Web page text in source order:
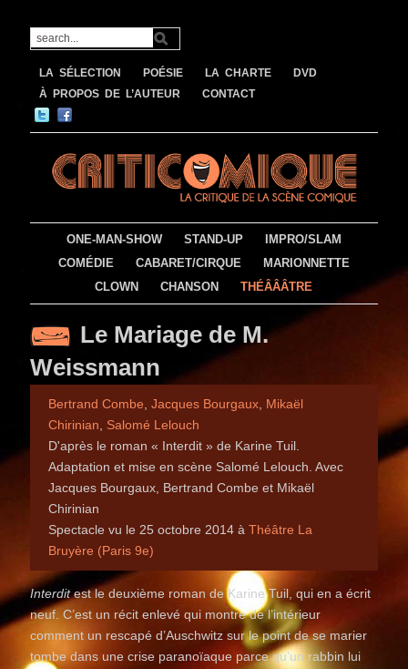
LA SÉLECTION POÉSIE LA CHARTE
DVD
À PROPOS DE L’AUTEUR
CONTACT
ONE-MAN-SHOW STAND-UP
IMPRO/SLAM
COMÉDIE
CABARET/CIRQUE
MARIONNETTE
CLOWN
CHANSON THÉÂÂÂTRE
Le Mariage de M.
Weissmann
Bertrand Combe,Jacques Bourgaux, Mikaël
Chirinian, Salomé Lelouch
D'après le roman « Interdit » de Karine Tuil.
Adaptation et mise en scène Salomé Lelouch. Avec
Jacques Bourgaux, Bertrand Combe et Mikaël
Chirinian
Spectacle vu le 25 octobre 2014 àThéâtre La
Bruyère (Paris 9e)
Interditest le deuxième roman de Karine Tuil, qui en a écrit
neuf. C’est un récit enlevé qui montre de l’intérieur
comment un rescapé d’Auschwitz sur le point de se marier
tombe dans une crise paranoïaque parce qu’un rabbin lui